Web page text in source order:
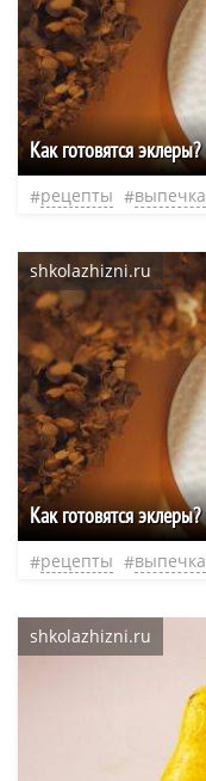
Как готовятся эклеры?
рецепты выпечка
shkolazhizni.ru
Как готовятся эклеры?
рецепты выпечка
shkolazhizni.ru